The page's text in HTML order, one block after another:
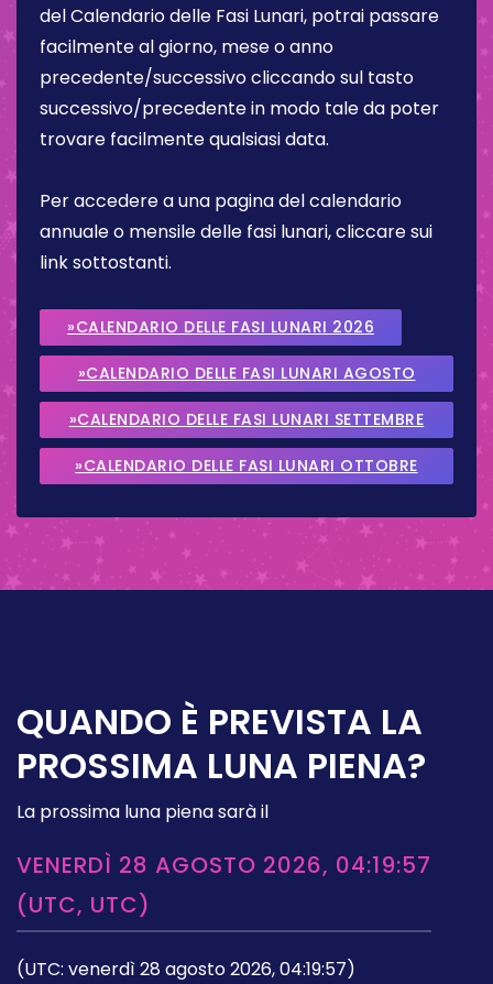
del Calendario delle Fasi Lunari, potrai passare
facilmente al giorno, mese o anno
precedente/successivo cliccando sul tasto
successivo/precedente in modo tale da poter
trovare facilmente qualsiasi data.
Per accedere a una pagina del calendario
annuale o mensile delle fasi lunari, cliccare sui
link sottostanti.
»CALENDARIO DELLE FASI LUNARI 2026
»CALENDARIO DELLE FASI LUNARI AGOSTO
2026
»CALENDARIO DELLE FASI LUNARI SETTEMBRE
2026
»CALENDARIO DELLE FASI LUNARI OTTOBRE
QUANDO È PREVISTA LA
PROSSIMA LUNA PIENA?
La prossima luna piena sarà il
VENERDÌ 28 AGOSTO 2026, 04:19:57
(UTC, UTC)
(UTC: venerdì 28 agosto 2026, 04:19:57)